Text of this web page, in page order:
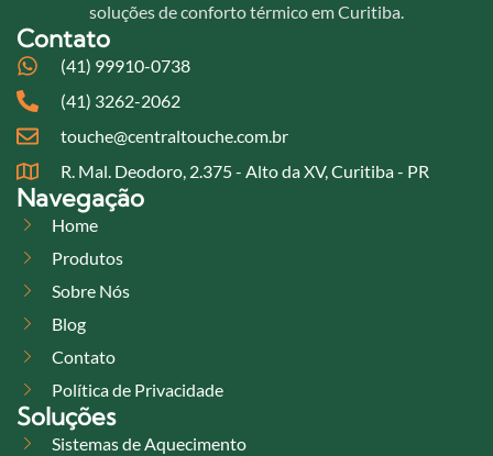
soluções de conforto térmico em Curitiba.
Contato
(41) 99910-0738
(41) 3262-2062
touche@centraltouche.com.br
R. Mal. Deodoro, 2.375 - Alto da XV, Curitiba - PR
Navegação
Home
Produtos
Sobre Nós
Blog
Contato
Política de Privacidade
Soluções
Sistemas de Aquecimento